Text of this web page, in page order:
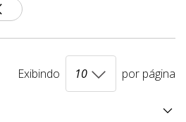
Exibindo por página